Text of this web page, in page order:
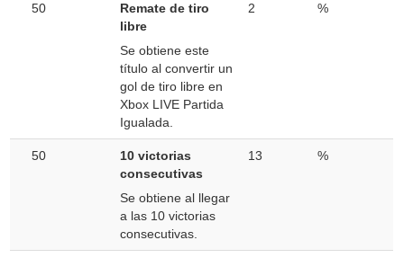
50
Remate de tiro
libre
Se obtiene este
título al convertir un
gol de tiro libre en
Xbox LIVE Partida
Igualada.
2 %
50
10 victorias
consecutivas
Se obtiene al llegar
a las 10 victorias
consecutivas.
13 %